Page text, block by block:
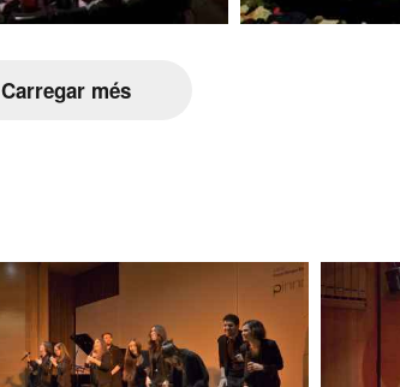
Carregar més